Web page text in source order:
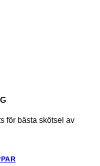
för bästa skötsel av